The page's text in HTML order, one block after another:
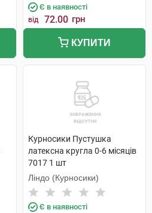
Є в наявності
від 72.00 грн
КУПИТИ
Курносики Пустушка
латексна кругла 0-6 місяців
7017 1 шт
Ліндо (Курносики)
Є в наявності